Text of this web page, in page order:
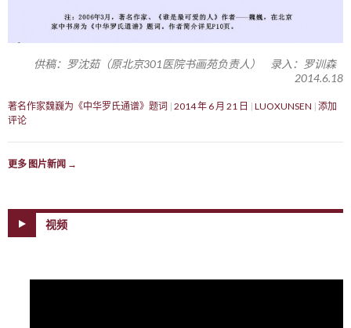
供稿：罗沈茹（原北京301医院书画苑负责人） 录入：罗训森
2014.6.18
著名作家魏巍为《中华罗氏通谱》题词 2014 年 6 月 21 日 LUOXUNSEN 添加
评论
更多 图片新闻 →
视频